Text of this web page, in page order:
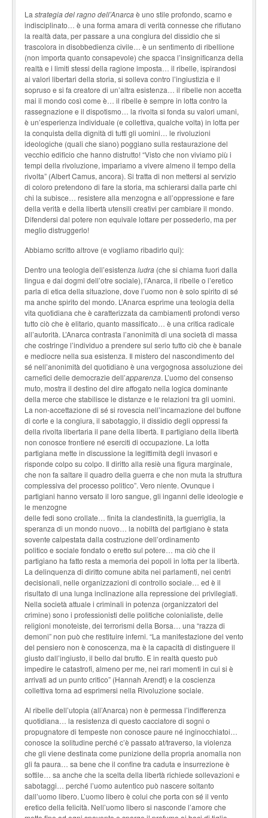
La strategia del ragno dell’Anarcaè uno stile profondo, scarno e
indisciplinato… è una forma amara di verità connesse che rifiutano
la realtà data, per passare a una congiura del dissidio che si
trascolora in disobbedienza civile… è un sentimento di ribellione
(non importa quanto consapevole) che spacca l’insignificanza della
realtà e i limiti stessi della ragione imposta… il ribelle, ispirandosi
ai valori libertari della storia, si solleva contro l’ingiustizia e il
sopruso e si fa creatore di un’altra esistenza… il ribelle non accetta
mai il mondo così come è… il ribelle è sempre in lotta contro la
rassegnazione e il dispotismo… la rivolta si fonda su valori umani,
è un’esperienza individuale (e collettiva, qualche volta) in lotta per
la conquista della dignità di tutti gli uomini… le rivoluzioni
ideologiche (quali che siano) poggiano sulla restaurazione del
vecchio edificio che hanno distrutto! “Visto che non viviamo più i
tempi della rivoluzione, impariamo a vivere almeno il tempo della
rivolta” (Albert Camus, ancora). Si tratta di non mettersi al servizio
di coloro pretendono di fare la storia, ma schierarsi dalla parte chi
chi la subisce… resistere alla menzogna e all’oppressione e fare
della verità e della libertà utensili creativi per cambiare il mondo.
Difendersi dal potere non equivale lottare per possederlo, ma per
meglio distruggerlo!
Abbiamo scritto altrove (e vogliamo ribadirlo qui):
Dentro una teologia dell’esistenza ludra (che si chiama fuori dalla
lingua e dai dogmi dell’otre sociale), l’Anarca, il ribelle o l’eretico
parla di etica della situazione, dove l’uomo non è solo spirito di sé
ma anche spirito del mondo. L’Anarca esprime una teologia della
vita quotidiana che è caratterizzata da cambiamenti profondi verso
tutto ciò che è elitario, quanto massificato… è una critica radicale
all’autorità. L’Anarca contrasta l’anonimità di una società di massa
che costringe l’individuo a prendere sul serio tutto ciò che è banale
e mediocre nella sua esistenza. Il mistero del nascondimento del
sé nell’anonimità del quotidiano è una vergognosa assoluzione dei
carnefici delle democrazie dell’apparenza. L’uomo del consenso
muto, mostra il destino del dire affogato nella logica dominante
della merce che stabilisce le distanze e le relazioni tra gli uomini.
La non-accettazione di sé si rovescia nell’incarnazione del buffone
di corte e la congiura, il sabotaggio, il dissidio degli oppressi fa
della rivolta libertaria il pane della libertà. Il partigiano della libertà
non conosce frontiere né eserciti di occupazione. La lotta
partigiana mette in discussione la legittimità degli invasori e
risponde colpo su colpo. Il diritto alla resiè una figura marginale,
che non fa saltare il quadro della guerra e che non muta la struttura
complessiva del processo politico”. Vero niente. Ovunque i
partigiani hanno versato il loro sangue, gli inganni delle ideologie e
le menzogne
delle fedi sono crollate… finita la clandestinità, la guerriglia, la
speranza di un mondo nuovo… la nobiltà del partigiano è stata
sovente calpestata dalla costruzione dell’ordinamento
politico e sociale fondato o eretto sul potere… ma ciò che il
partigiano ha fatto resta a memoria dei popoli in lotta per la libertà.
La delinquenza di diritto comune abita nei parlamenti, nei centri
decisionali, nelle organizzazioni di controllo sociale… ed è il
risultato di una lunga inclinazione alla repressione dei privilegiati.
Nella società attuale i criminali in potenza (organizzatori del
crimine) sono i professionisti delle politiche colonialiste, delle
religioni monoteiste, dei terrorismi della Borsa… una “razza di
demoni” non può che restituire inferni. “La manifestazione del vento
del pensiero non è conoscenza, ma è la capacità di distinguere il
giusto dall’ingiusto, il bello dal brutto. E in realtà questo può
impedire le catastrofi, almeno per me, nei rari momenti in cui si è
arrivati ad un punto critico” (Hannah Arendt) e la coscienza
collettiva torna ad esprimersi nella Rivoluzione sociale.
Al ribelle dell’utopia (all’Anarca) non è permessa l’indifferenza
quotidiana… la resistenza di questo cacciatore di sogni o
propugnatore di tempeste non conosce paure né inginocchiatoi…
conosce la solitudine perché c’è passato at/traverso, la violenza
che gli viene destinata come punizione della propria anomalia non
gli fa paura… sa bene che il confine tra caduta e insurrezione è
sottile… sa anche che la scelta della libertà richiede sollevazioni e
sabotaggi… perché l’uomo autentico può nascere soltanto
dall’uomo libero. L’uomo libero è colui che porta con sé il vento
eretico della felicità. Nell’uomo libero si nasconde l’amore che